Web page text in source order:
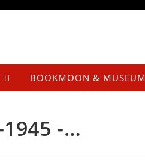
BOOKMOON & MUSEUM
-…